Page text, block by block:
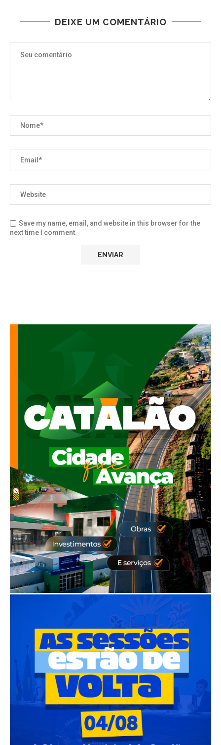
DEIXE UM COMENTÁRIO
Save my name, email, and website in this browser for the
next time I comment.